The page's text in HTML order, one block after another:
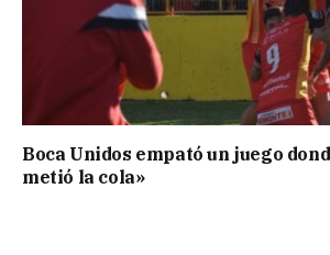
Boca Unidos empató un juego
metió la cola»